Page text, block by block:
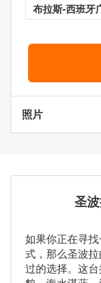
布拉斯-西班牙
照片
圣
如果你正在寻
式，那么圣波
过的选择。这